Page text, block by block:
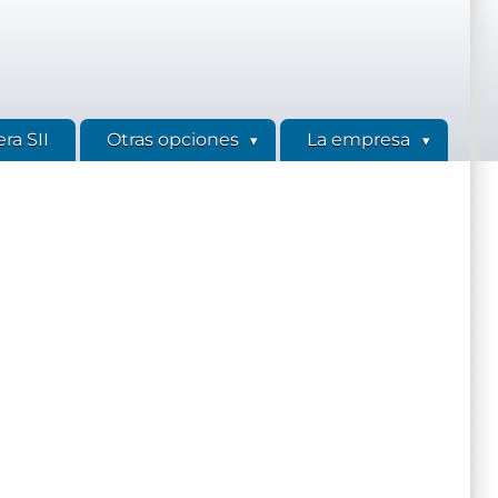
SII Otras opciones La empresa